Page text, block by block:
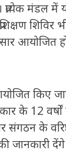
मंडल में
शिविर
आयोजित
किए
के 12
के
जानकारी